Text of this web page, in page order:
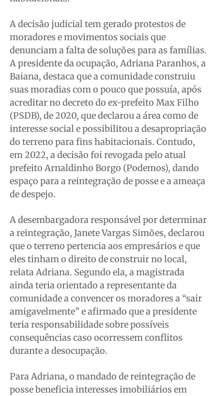
A decisão judicial tem gerado protestos de
moradores e movimentos sociais que
denunciam a falta de soluções para as famílias.
A presidente da ocupação, Adriana Paranhos, a
Baiana, destaca que a comunidade construiu
suas moradias com o pouco que possuía, após
acreditar no decreto do ex-prefeito Max Filho
(PSDB), de 2020, que declarou a área como de
interesse social e possibilitou a desapropriação
do terreno para fins habitacionais. Contudo,
em 2022, a decisão foi revogada pelo atual
prefeito Arnaldinho Borgo (Podemos), dando
espaço para a reintegração de posse e a ameaça
de despejo.
A desembargadora responsável por determinar
a reintegração, Janete Vargas Simões, declarou
que o terreno pertencia aos empresários e que
eles tinham o direito de construir no local,
relata Adriana. Segundo ela, a magistrada
ainda teria orientado a representante da
comunidade a convencer os moradores a “sair
amigavelmente” e afirmado que a presidente
teria responsabilidade sobre possíveis
consequências caso ocorressem conflitos
durante a desocupação.
Para Adriana, o mandado de reintegração de
posse beneficia interesses imobiliários em